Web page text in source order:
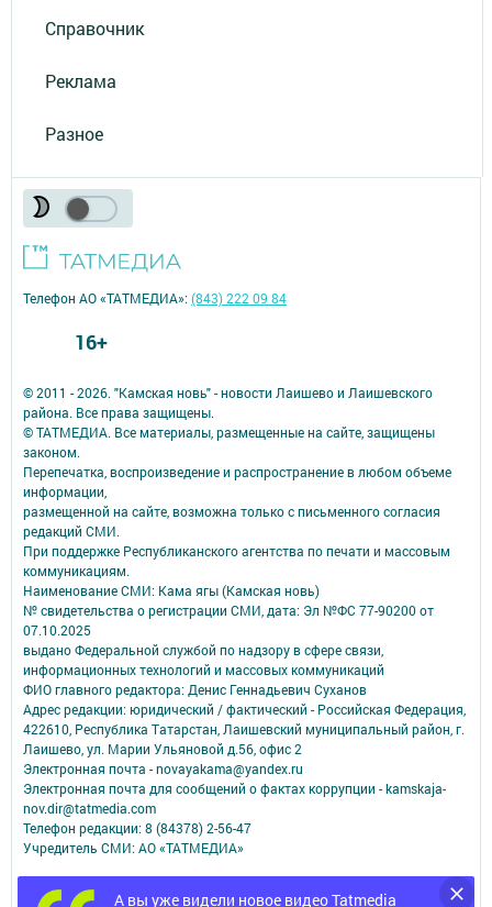
Справочник
Реклама
Разное
А вы уже видели новое видео Tatmedia
© 2011 - 2026. "Камская новь" - новости Лаишево и Лаишевского
района. Все права защищены.
© ТАТМЕДИА. Все материалы, размещенные на сайте, защищены
законом.
Перепечатка, воспроизведение и распространение в любом объеме
информации,
размещенной на сайте, возможна только с письменного согласия
редакций СМИ.
При поддержке Республиканского агентства по печати и массовым
коммуникациям.
Наименование СМИ: Кама ягы (Камская новь)
№ свидетельства о регистрации СМИ, дата: Эл №ФC 77-90200 от
07.10.2025
выдано Федеральной службой по надзору в сфере связи,
информационных технологий и массовых коммуникаций
ФИО главного редактора: Денис Геннадьевич Суханов
Адрес редакции: юридический / фактический - Российская Федерация,
422610, Республика Татарстан, Лаишевский муниципальный район, г.
Лаишево, ул. Марии Ульяновой д.56, офис 2
Электронная почта - novayakama@yandex.ru
Электронная почта для сообщений о фактах коррупции - kamskaja-
nov.dir@tatmedia.com
Телефон редакции: 8 (84378) 2-56-47
Учредитель СМИ: АО «ТАТМЕДИА»
Антикоррупционная политика
Телефон АО «ТАТМЕДИА»:(843) 222 09 84
16+